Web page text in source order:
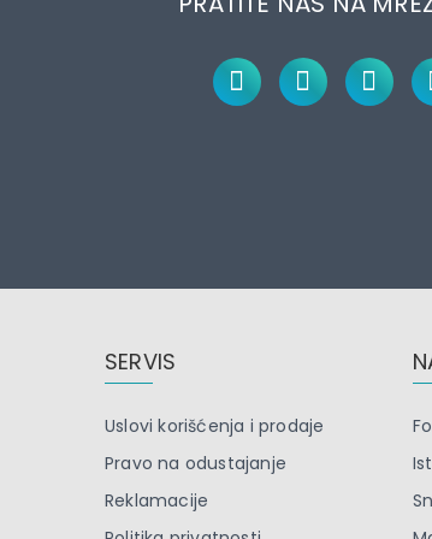
SERVIS
Uslovi korišćenja i prodaje
Pravo na odustajanje
Reklamacije